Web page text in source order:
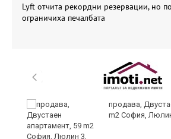
Lyft отчита рекордни резервации, но
ограничиха печалбата
продава,
m2 София,